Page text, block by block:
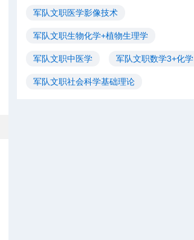
军队文职医学影像技术
军队文职生物化学+植物生理学
军队文职中医学 军队文职数学3+化学
军队文职社会科学基础理论